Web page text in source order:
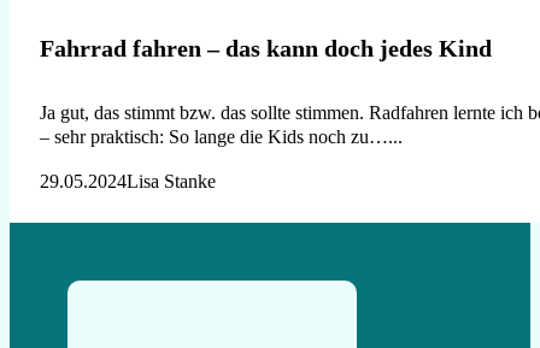
Fahrrad fahren – das kann doch jedes Kind
Ja gut, das stimmt bzw. das sollte stimmen. Radfahren lernte
– sehr praktisch: So lange die Kids noch zu…...
29.05.2024Lisa Stanke